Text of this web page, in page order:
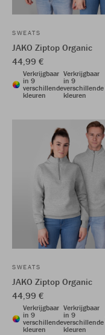
SWEATS
JAKO Ziptop Organic
44,99 €
Verkrijgbaar
in 9
verschillende
kleuren
Verkrijgbaar
in 9
verschillende
kleuren
SWEATS
JAKO Ziptop Organic
44,99 €
Verkrijgbaar
in 9
verschillende
kleuren
Verkrijgbaar
in 9
verschillende
kleuren